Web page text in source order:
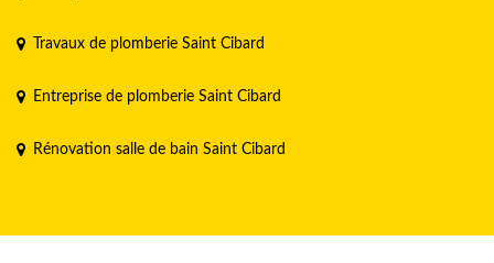
Travaux de plomberie Saint Cibard
Entreprise de plomberie Saint Cibard
Rénovation salle de bain Saint Cibard